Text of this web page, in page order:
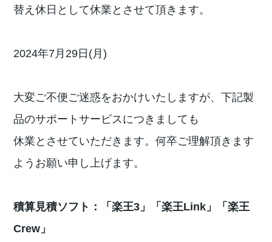
替え休日として休業とさせて頂きます。
2024年7月29日(月)
大変ご不便ご迷惑をおかけいたしますが、下記製
品のサポートサービスにつきましても
休業とさせていただきます。何卒ご理解頂きます
ようお願い申し上げます。
積算見積ソフト：「楽王3」「楽王Link」「楽王
Crew」